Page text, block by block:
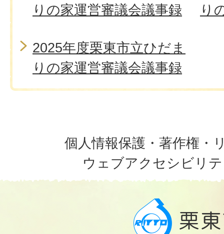
りの家運営審議会議事録
り
2025年度栗東市立ひだま
りの家運営審議会議事録
個人情報保護・著作権・
ウェブアクセシビリ